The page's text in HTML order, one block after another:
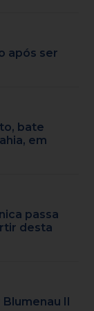
após ser
bate
em
passa
desta
II